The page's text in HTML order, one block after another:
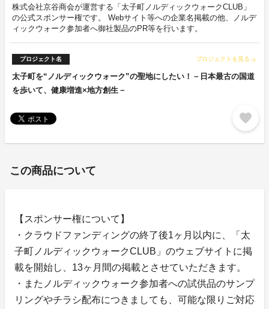
株式会社京谷商会が運営する「太子町ノルディックウォークCLUB」
の公式スポンサー権です。 Webサイト等への企業名掲載の他、ノルデ
ィックウォーク参加者へ御社製品のPR等を行います。
プロジェクト名 プロジェクトを見る arrow_forward
太子町を“ノルディックウォーク”の聖地にしたい！－日本最古の国道
を歩いて、健康増進×地方創生－
favorite
この商品について
【スポンサー権について】
・クラウドファンディングの終了後1ヶ月以内に、「太
子町ノルディックウォークCLUB」のウェブサイトに掲
載を開始し、13ヶ月間の掲載とさせていただきます。
・またノルディックウォーク参加者への試供品のサンプ
リングやチラシ配布につきましても、可能な限りご対応